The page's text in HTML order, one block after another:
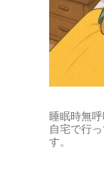
睡眠時無
自宅で行
す。